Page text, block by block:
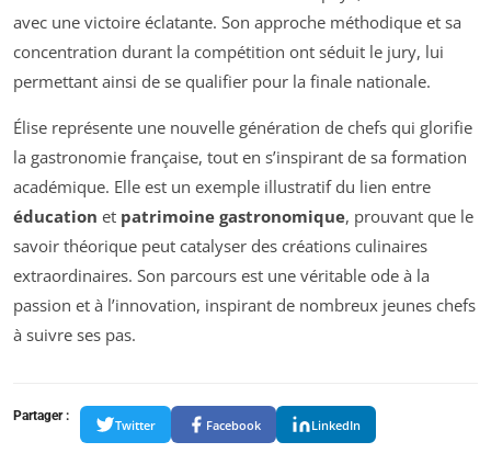
avec une victoire éclatante. Son approche méthodique et sa
concentration durant la compétition ont séduit le jury, lui
permettant ainsi de se qualifier pour la finale nationale.
Élise représente une nouvelle génération de chefs qui glorifie
la gastronomie française, tout en s’inspirant de sa formation
académique. Elle est un exemple illustratif du lien entre
éducation et patrimoine gastronomique, prouvant que le
savoir théorique peut catalyser des créations culinaires
extraordinaires. Son parcours est une véritable ode à la
passion et à l’innovation, inspirant de nombreux jeunes chefs
à suivre ses pas.
Partager :
Twitter Facebook LinkedIn